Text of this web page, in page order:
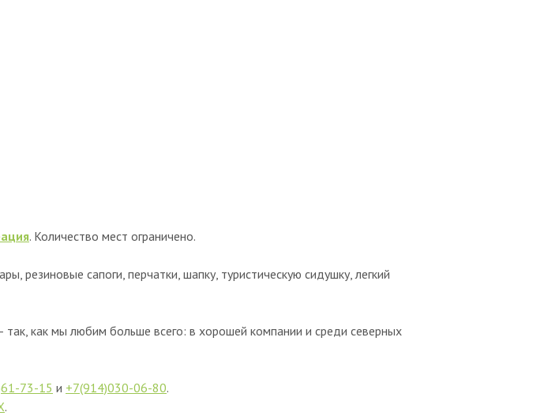
. Количество мест ограничено.
резиновые сапоги, перчатки, шапку, туристическую сидушку, легкий
как мы любим больше всего: в хорошей компании и среди северных
73-15 и +7(914)030-06-80.
.